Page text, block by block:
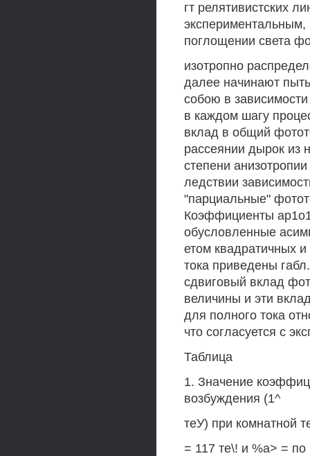
гт релятивистских
поглощении света
изотропно
далее начинают
собою в
в каждом шагу
вклад в общий
рассеянии дырок из
степени
ледствии
"парциальные"
Коэффициенты
обусловленные
етом квадратичных и
тока приведены
сдвиговый вклад
величины и эти
для полного тока
что согласуется с
Таблица
1. Значение
возбуждения (1^
теУ) при комнатной
= 117 те\! и %а> = по